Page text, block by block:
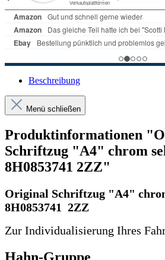
Beschreibung
Menü schließen
Produktinformationen
Schriftzug "A4" chrom
8H0853741 2ZZ"
Original Schriftzug "A4"
8H0853741 2ZZ
Zur Individualisierung Ihres